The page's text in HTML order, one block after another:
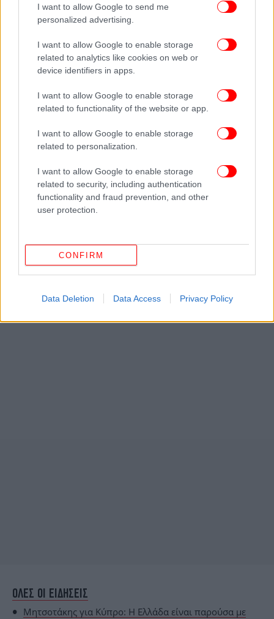
I want to allow Google to send me
personalized advertising.
I want to allow Google to enable storage
related to analytics like cookies on web or
device identifiers in apps.
I want to allow Google to enable storage
related to functionality of the website or app.
I want to allow Google to enable storage
related to personalization.
I want to allow Google to enable storage
related to security, including authentication
functionality and fraud prevention, and other
user protection.
CONFIRM
Data Deletion Data Access Privacy Policy
«Η πολιτική της καταπάτησης κανόνων και της
πλήρους περιφρόνησης του διεθνούς δικαίου είναι
η μεγαλύτερη απειλή σήμερα για τον κόσμο»,
τόνισε ο Αλ. Χαρίτσης, δηλώνοντας ότι η Νέα
Αριστερά «ευθυγραμμίζεται με όλους όσους
δικαίου, της διεθνούς νομιμότητας και της ειρήνης
και με το κυπριακό ΑΚΕΛ, που κρατά μια πολύ
υπεύθυνη στάση σε αυτές τις εξαιρετικά δύσκολες
συνθήκες».
ΑΠΕ-ΜΠΕ
ΟΛΕΣ ΟΙ ΕΙΔΗΣΕΙΣ
Μητσοτάκης για Κύπρο: Η Ελλάδα είναι παρούσα με